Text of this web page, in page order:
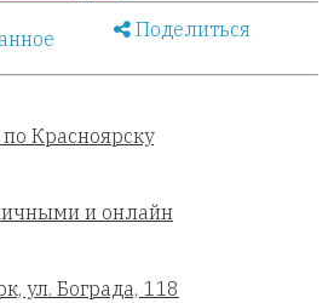
Поделиться
Красноярску
и онлайн
ул. Бограда, 118